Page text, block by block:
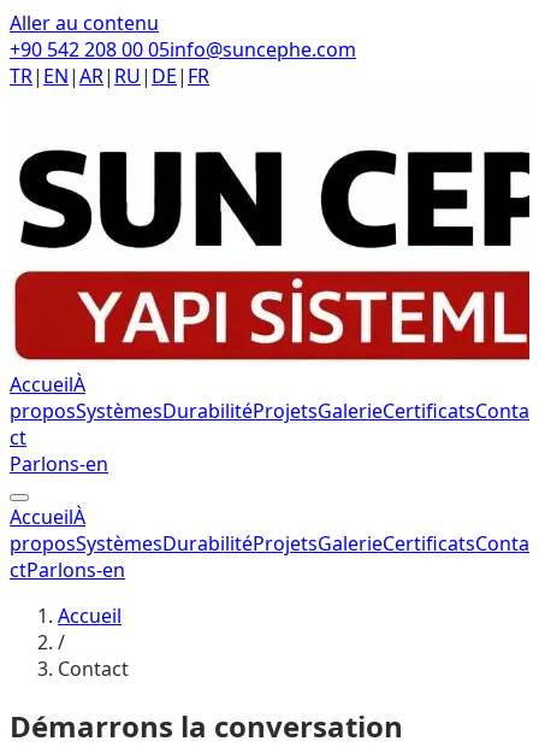
Aller au contenu
+90 542 208 00 05info@suncephe.com
TR| EN|AR| RU| DE| FR
AccueilÀ
proposSystèmesDurabilitéProjetsGalerieCertificatsConta
ct
Parlons-en
AccueilÀ
proposSystèmesDurabilitéProjetsGalerieCertificatsConta
ctParlons-en
Accueil
/
Contact
Démarrons la conversation